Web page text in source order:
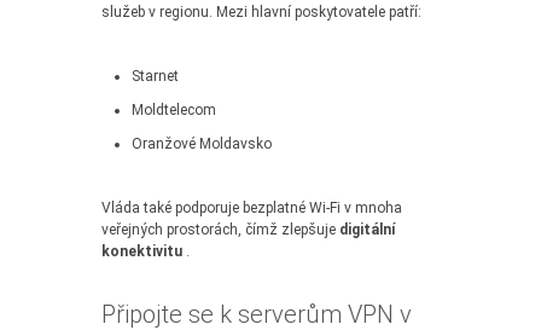
služeb v regionu. Mezi hlavní poskytovatele patří:
Starnet
Moldtelecom
Oranžové Moldavsko
Vláda také podporuje bezplatné Wi-Fi v mnoha
veřejných prostorách, čímž zlepšuje digitální
konektivitu .
Připojte se k serverům VPN v